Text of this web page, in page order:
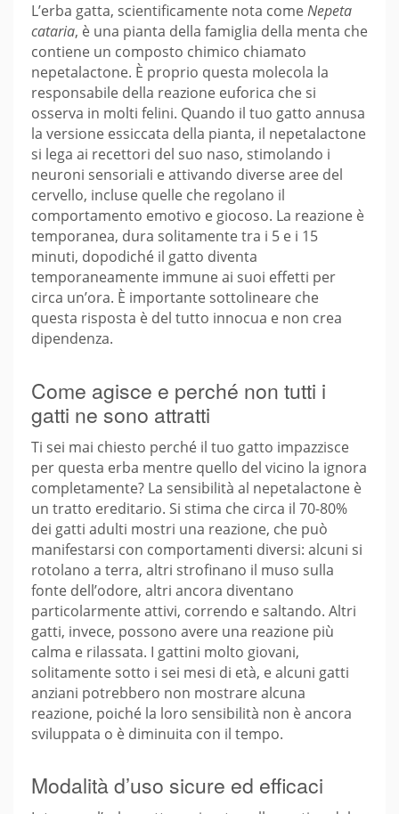
L’erba gatta, scientificamente nota comeNepeta
cataria, è una pianta della famiglia della menta che
contiene un composto chimico chiamato
nepetalactone. È proprio questa molecola la
responsabile della reazione euforica che si
osserva in molti felini. Quando il tuo gatto annusa
la versione essiccata della pianta, il nepetalactone
si lega ai recettori del suo naso, stimolando i
neuroni sensoriali e attivando diverse aree del
cervello, incluse quelle che regolano il
comportamento emotivo e giocoso. La reazione è
temporanea, dura solitamente tra i 5 e i 15
minuti, dopodiché il gatto diventa
temporaneamente immune ai suoi effetti per
circa un’ora. È importante sottolineare che
questa risposta è del tutto innocua e non crea
dipendenza.
Come agisce e perché non tutti i
gatti ne sono attratti
Ti sei mai chiesto perché il tuo gatto impazzisce
per questa erba mentre quello del vicino la ignora
completamente? La sensibilità al nepetalactone è
un tratto ereditario. Si stima che circa il 70-80%
dei gatti adulti mostri una reazione, che può
manifestarsi con comportamenti diversi: alcuni si
rotolano a terra, altri strofinano il muso sulla
fonte dell’odore, altri ancora diventano
particolarmente attivi, correndo e saltando. Altri
gatti, invece, possono avere una reazione più
calma e rilassata. I gattini molto giovani,
solitamente sotto i sei mesi di età, e alcuni gatti
anziani potrebbero non mostrare alcuna
reazione, poiché la loro sensibilità non è ancora
sviluppata o è diminuita con il tempo.
Modalità d’uso sicure ed efficaci